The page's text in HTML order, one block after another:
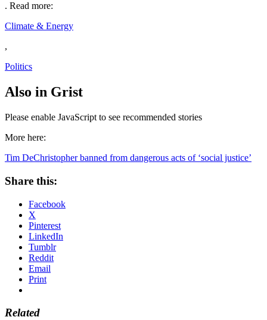
. Read more:
Climate & Energy
,
Politics
Also in Grist
Please enable JavaScript to see recommended stories
More here:
Tim DeChristopher banned from dangerous acts of ‘social justice’
Share this:
Facebook
X
Pinterest
LinkedIn
Tumblr
Reddit
Email
Print
Related